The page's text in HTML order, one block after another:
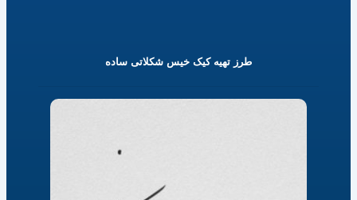
طرز تهیه کیک خیس شکلاتی ساده